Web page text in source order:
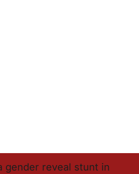
gender reveal stunt in